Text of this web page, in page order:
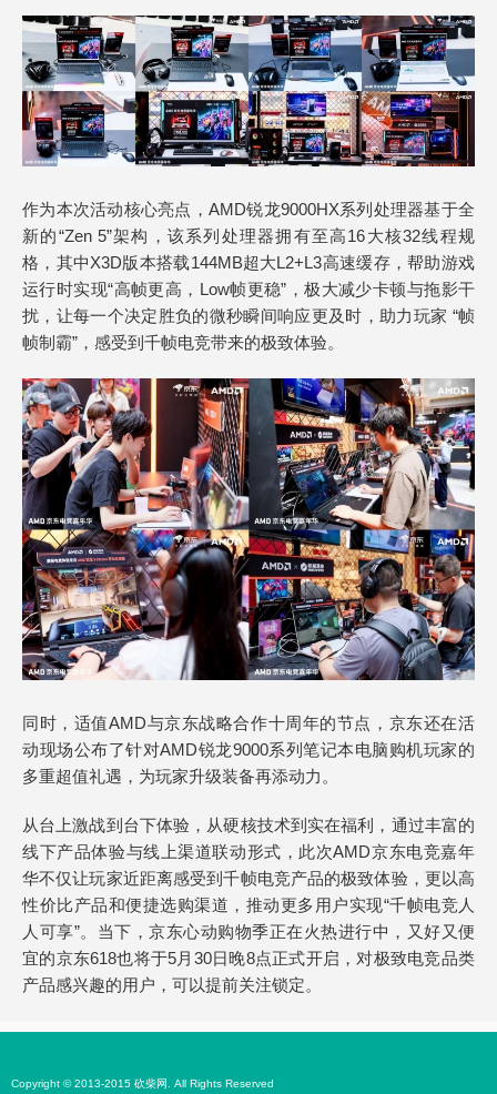
作为本次活动核心亮点，AMD锐龙9000HX系列处理器基于全
新的“Zen 5”架构，该系列处理器拥有至高16大核32线程规
格，其中X3D版本搭载144MB超大L2+L3高速缓存，帮助游戏
运行时实现“高帧更高，Low帧更稳”，极大减少卡顿与拖影干
扰，让每一个决定胜负的微秒瞬间响应更及时，助力玩家 “帧
帧制霸”，感受到千帧电竞带来的极致体验。
同时，适值AMD与京东战略合作十周年的节点，京东还在活
动现场公布了针对AMD锐龙9000系列笔记本电脑购机玩家的
多重超值礼遇，为玩家升级装备再添动力。
从台上激战到台下体验，从硬核技术到实在福利，通过丰富的
线下产品体验与线上渠道联动形式，此次AMD京东电竞嘉年
华不仅让玩家近距离感受到千帧电竞产品的极致体验，更以高
性价比产品和便捷选购渠道，推动更多用户实现“千帧电竞人
人可享”。当下，京东心动购物季正在火热进行中，又好又便
宜的京东618也将于5月30日晚8点正式开启，对极致电竞品类
产品感兴趣的用户，可以提前关注锁定。
Copyright © 2013-2015 砍柴网. All Rights Reserved